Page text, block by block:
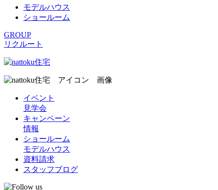
モデルハウス
ショールーム
GROUP
リクルート
イベント
見学会
キャンペーン
情報
ショールーム
モデルハウス
資料請求
スタッフブログ